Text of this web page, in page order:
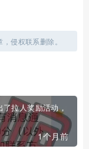
侵权联系删除。
拉人奖励活动，
1个月前